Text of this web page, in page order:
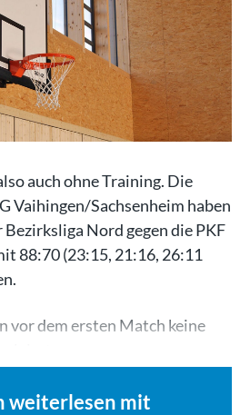
auch ohne Training. Die
Vaihingen/Sachsenheim haben
Nord gegen die PKF
88:70 (23:15, 21:16, 26:11
vor dem ersten Match keine
weiterlesen mit